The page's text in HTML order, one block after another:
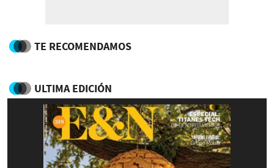
TE RECOMENDAMOS
ULTIMA EDICIÓN